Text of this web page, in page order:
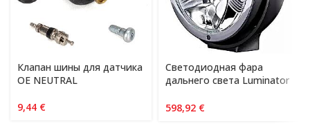
Клапан шины для датчика
OE NEUTRAL
9,44 €
Светодиодная фара
дальнего света Luminator
598,92 €